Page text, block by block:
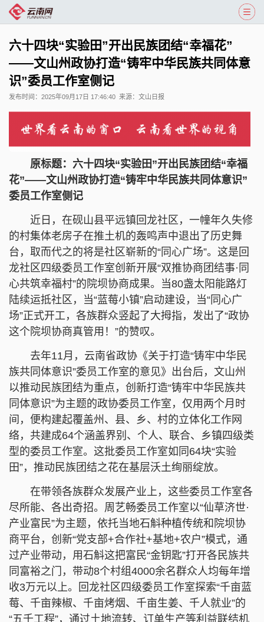
六十四块“实验田”开出民族团结“幸福花”
——文山州政协打造“铸牢中华民族共同体意
识”委员工作室侧记
发布时间： 2025年09月17日 17:46:40 来源： 文山日报
原标题：六十四块“实验田”开出民族团结“幸福
花”——文山州政协打造“铸牢中华民族共同体意识”
委员工作室侧记
近日，在砚山县平远镇回龙社区，一幢年久失修
的村集体老房子在推土机的轰鸣声中退出了历史舞
台，取而代之的将是社区崭新的“同心广场”。这是回
龙社区四级委员工作室创新开展“双推协商团结事·同
心共筑幸福村”的院坝协商成果。当80盏太阳能路灯
陆续运抵社区，当“蓝莓小镇”启动建设，当“同心广
场”正式开工，各族群众竖起了大拇指，发出了“政协
这个院坝协商真管用！”的赞叹。
去年11月，云南省政协《关于打造“铸牢中华民
族共同体意识”委员工作室的意见》出台后，文山州
以推动民族团结为重点，创新打造“铸牢中华民族共
同体意识”为主题的政协委员工作室，仅用两个月时
间，便构建起覆盖州、县、乡、村的立体化工作网
络，共建成64个涵盖界别、个人、联合、乡镇四级类
型的委员工作室。这批委员工作室如同64块“实验
田”，推动民族团结之花在基层沃土绚丽绽放。
在带领各族群众发展产业上，这些委员工作室各
尽所能、各出奇招。周艺畅委员工作室以“仙草济世·
产业富民”为主题，依托当地石斛种植传统和院坝协
商平台，创新“党支部+合作社+基地+农户”模式，通
过产业带动，用石斛这把富民“金钥匙”打开各民族共
同富裕之门，带动8个村组4000余名群众人均每年增
收3万元以上。回龙社区四级委员工作室探索“千亩蓝
莓、千亩辣椒、千亩烤烟、千亩生姜、千人就业”的
“五千工程”，通过土地流转、订单生产等利益联结机